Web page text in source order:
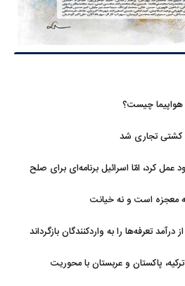
چیست؟
کرد، امّا اسرائیل برنامه‌ای برای صلح
معجزه است و نه خیانت
پاکستان و عربستان با محوریت